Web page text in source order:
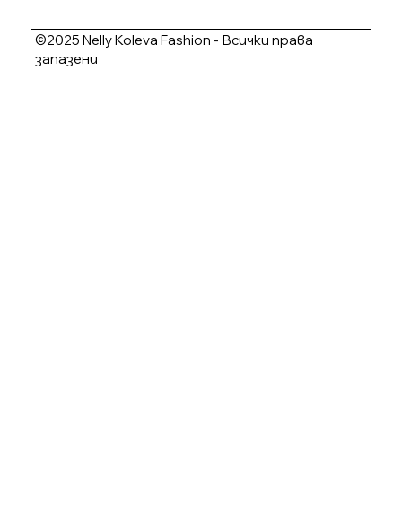
©2025 Nelly Koleva Fashion - Всички права
запазени